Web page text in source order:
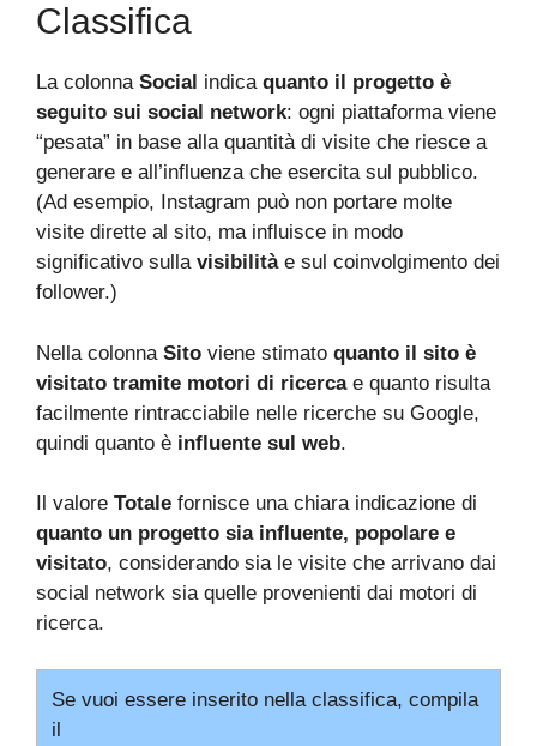
Classifica
La colonna Social indica quanto il progetto è
seguito sui social network: ogni piattaforma viene
“pesata” in base alla quantità di visite che riesce a
generare e all’influenza che esercita sul pubblico.
(Ad esempio, Instagram può non portare molte
visite dirette al sito, ma influisce in modo
significativo sulla visibilitàe sul coinvolgimento dei
follower.)
Nella colonna Sito viene stimato quanto il sito è
visitato tramite motori di ricercae quanto risulta
facilmente rintracciabile nelle ricerche su Google,
quindi quanto è influente sul web.
Il valore Totale fornisce una chiara indicazione di
quanto un progetto sia influente, popolare e
visitato, considerando sia le visite che arrivano dai
social network sia quelle provenienti dai motori di
ricerca.
Se vuoi essere inserito nella classifica, compila
il